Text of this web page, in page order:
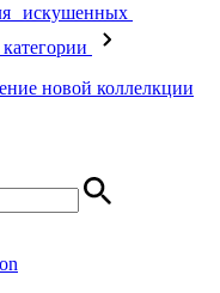
искушенных
новой коллелкции